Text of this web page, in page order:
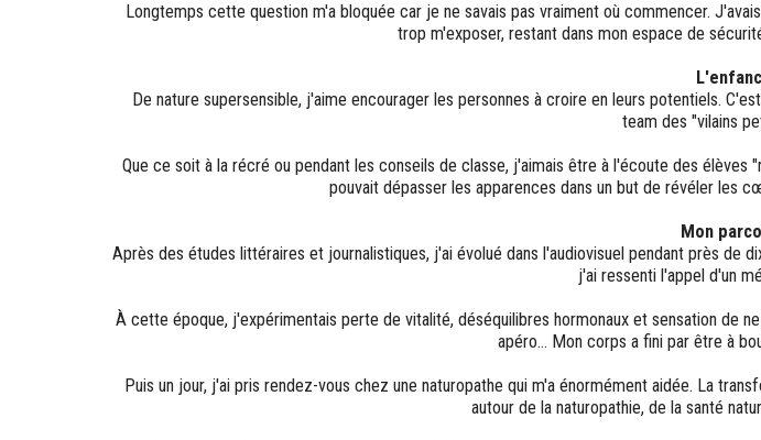
Longtemps cette question m'a bloquée car je ne savais pas vraiment où commencer.
trop m'exposer, restant dans mon espace de
De nature supersensible, j'aime encourager les personnes à croire en leurs potentiels.
team des "vilains
Que ce soit à la récré ou pendant les conseils de classe, j'aimais être à l'écoute des
pouvait dépasser les apparences dans un but de révéler les
Mon
Après des études littéraires et journalistiques, j'ai évolué dans l'audiovisuel pendant près de
j'ai ressenti l'appel d'un
À cette époque, j'expérimentais perte de vitalité, déséquilibres hormonaux et sensation de
apéro... Mon corps a fini par être à
Puis un jour, j'ai pris rendez-vous chez une naturopathe qui m'a énormément aidée. La
autour de la naturopathie, de la santé